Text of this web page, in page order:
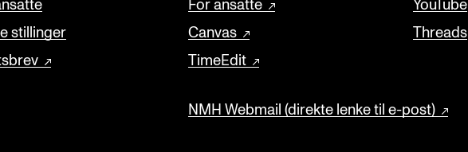
stillinger
For ansatte
Canvas
TimeEdit
NMH Webmail (direkte lenke til e-post)
YouTube
Threads